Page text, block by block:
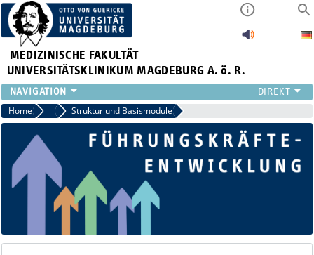
MEDIZINISCHE FAKULTÄT
UNIVERSITÄTSKLINIKUM MAGDEBURG A. ö. R.
INSTITUTE
KLINIKEN
ZENTRALE EINRICHTUNGEN
FORSCHUNG
PRESSE
ÜBER UNS
INTERNATIONAL
Home Führungskräfteentwicklung
Struktur und Basismodule